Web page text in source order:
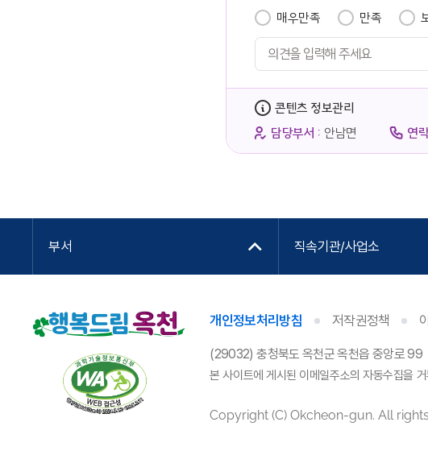
매우만족 만족
콘텐츠 정보관리
담당부서 : 안남면 연
부서 직속기관/사업소
개인정보처리방침 저작권정책
(29032) 충청북도 옥천군 옥천읍 중앙로 99
본 사이트에 게시된 이메일주소의 자동수집을
Copyright (C) Okcheon-gun. All